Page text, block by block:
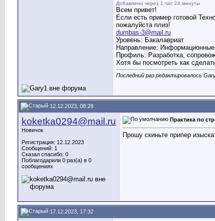
Добавлено через 1 час 24 минуты
Всем привет!
Если есть пример готовой
пожалуйста плиз!
dumbas-3@mail.ru
Уровень: Бакалавриат
Направление:
Профиль: Разработка,
Хотя бы посмотреть как
Последний раз редактировалось
12.12.2023, 08:28
koketka0294@mail.ru
Новичок
Регистрация: 12.12.2023
Сообщений: 1
Сказал спасибо: 0
Поблагодарили 0 раз(а) в 0
сообщениях
Практика по
Прошу скиньте припер
17.12.2023, 17:32